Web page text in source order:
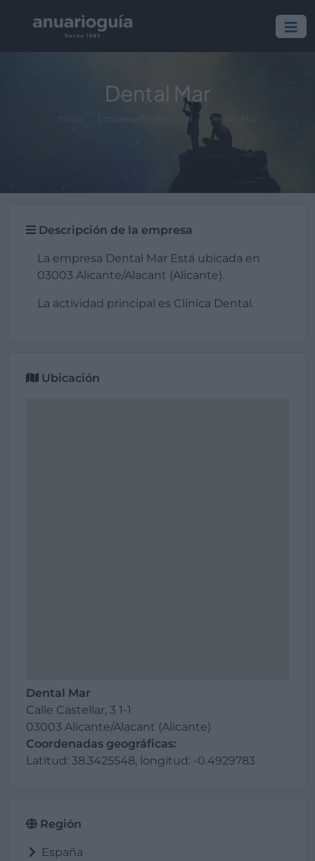
Dental Mar
Empresa/Profesional Dental Mar
Descripción de la empresa
La empresa Dental Mar Está ubicada en
03003 Alicante/Alacant (Alicante).
La actividad principal es Clínica Dental.
Ubicación
Dental Mar
Calle Castellar, 3 1-1
03003 Alicante/Alacant (Alicante)
Coordenadas geográficas:
Latitud: 38.3425548, longitud: -0.4929783
Región
España